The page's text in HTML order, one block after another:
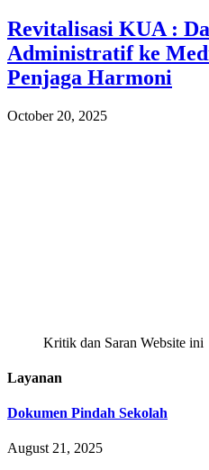
Revitalisasi KUA :
Administratif ke
Penjaga Harmoni
October 20, 2025
Kritik dan Saran Website ini
Layanan
Dokumen Pindah Sekolah
August 21, 2025